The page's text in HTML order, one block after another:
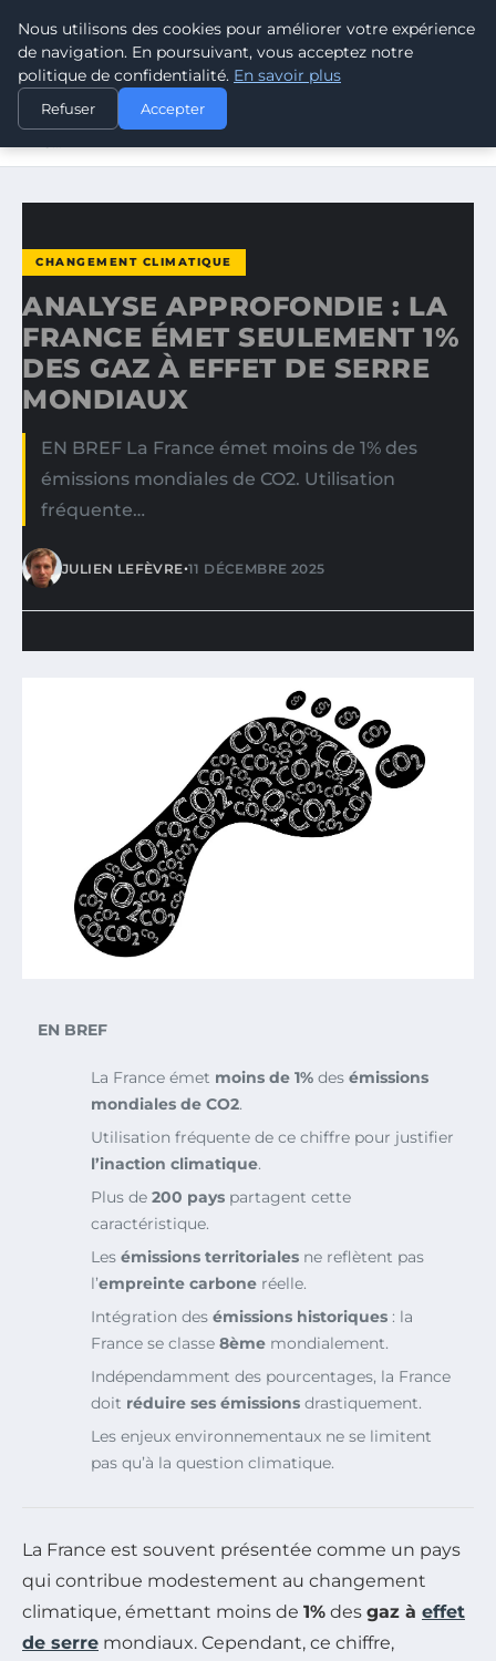
CLIMATE RESPONSE BLOG
ACCUEIL
CHANGEMENT CLIMATIQUE
ANALYSE APPROFONDIE : LA FRANCE ÉMET SEULEMENT 1%
CHANGEMENT CLIMATIQUE
ANALYSE APPROFONDIE : LA
FRANCE ÉMET SEULEMENT 1%
DES GAZ À EFFET DE SERRE
MONDIAUX
EN BREF La France émet moins de 1% des
émissions mondiales de CO2. Utilisation
fréquente…
JULIEN LEFÈVRE•11 DÉCEMBRE 2025
EN BREF
La France émet moins de 1% des émissions
mondiales de CO2.
Utilisation fréquente de ce chiffre pour justifier
l’inaction climatique.
Plus de 200 pays partagent cette
caractéristique.
Les émissions territoriales ne reflètent pas
l’empreinte carbone réelle.
Intégration des émissions historiques : la
France se classe 8ème mondialement.
Indépendamment des pourcentages, la France
doit réduire ses émissions drastiquement.
Les enjeux environnementaux ne se limitent
pas qu’à la question climatique.
La France est souvent présentée comme un pays
qui contribue modestement au changement
climatique, émettant moins de 1% des gaz à effet
de serre mondiaux. Cependant, ce chiffre,
Nous utilisons des cookies pour améliorer votre expérience
de navigation. En poursuivant, vous acceptez notre
politique de confidentialité. En savoir plus
Refuser Accepter